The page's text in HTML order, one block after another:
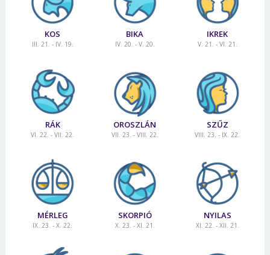
KOS
III. 21. - IV. 19.
BIKA
IV. 20. - V. 20.
IKREK
V. 21. - VI. 21.
RÁK
VI. 22. - VII. 22.
OROSZLÁN
VII. 23. - VIII. 22.
SZŰZ
VIII. 23. - IX. 22.
MÉRLEG
IX. 23. - X. 22.
SKORPIÓ
X. 23. - XI. 21.
NYILAS
XI. 22. - XII. 21.